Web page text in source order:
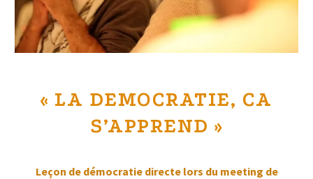
« LA DEMOCRATIE, CA
S’APPREND »
Leçon de démocratie directe lors du meeting de